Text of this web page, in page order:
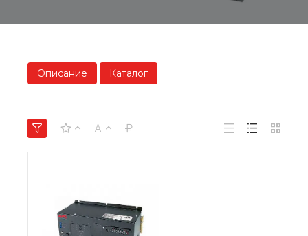
Описание Каталог